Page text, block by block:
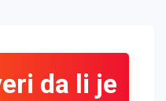
da li je